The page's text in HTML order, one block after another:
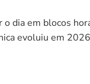
dia em blocos
evoluiu em